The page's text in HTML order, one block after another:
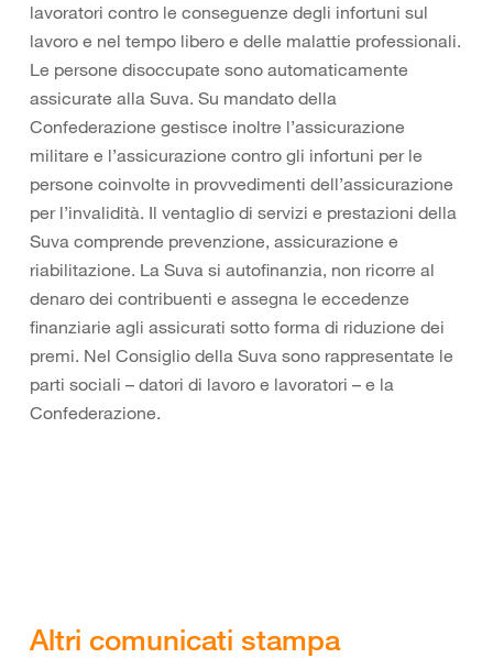
lavoratori contro le conseguenze degli infortuni sul
lavoro e nel tempo libero e delle malattie professionali.
Le persone disoccupate sono automaticamente
assicurate alla Suva. Su mandato della
Confederazione gestisce inoltre l’assicurazione
militare e l’assicurazione contro gli infortuni per le
persone coinvolte in provvedimenti dell’assicurazione
per l’invalidità. Il ventaglio di servizi e prestazioni della
Suva comprende prevenzione, assicurazione e
riabilitazione. La Suva si autofinanzia, non ricorre al
denaro dei contribuenti e assegna le eccedenze
finanziarie agli assicurati sotto forma di riduzione dei
premi. Nel Consiglio della Suva sono rappresentate le
parti sociali – datori di lavoro e lavoratori – e la
Confederazione.
Altri comunicati stampa